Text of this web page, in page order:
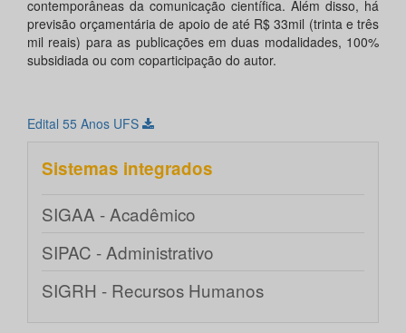
contemporâneas da comunicação científica. Além disso, há
previsão orçamentária de apoio de até R$ 33mil (trinta e três
mil reais) para as publicações em duas modalidades, 100%
subsidiada ou com coparticipação do autor.
Edital 55 Anos UFS
Sistemas integrados
SIGAA - Acadêmico
SIPAC - Administrativo
SIGRH - Recursos Humanos